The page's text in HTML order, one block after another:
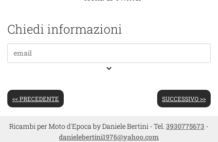
Chiedi informazioni
keyboard_arrow_down
<< PRECEDENTE SUCCESSIVO >>
Ricambi per Moto d'Epoca by Daniele Bertini - Tel.3930775673 -
danielebertini1976@yahoo.com